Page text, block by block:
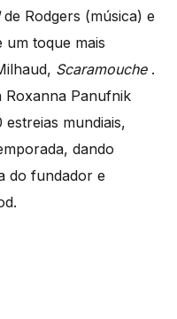
de Rodgers (música) e
um toque mais
Scaramouche .
Roxanna Panufnik
mundiais,
dando
do fundador e